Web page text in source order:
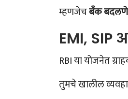
म्हणजेचबँक बदलणे
EMI, SIP
RBI या योजनेत
तुमचे खालील